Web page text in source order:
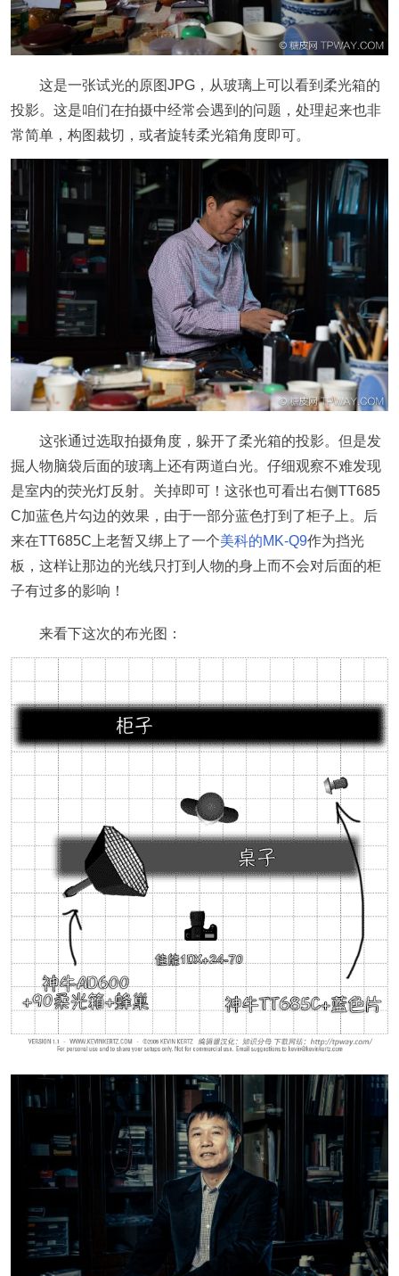
这是一张试光的原图JPG，从玻璃上可以看到柔光箱的
投影。这是咱们在拍摄中经常会遇到的问题，处理起来也非
常简单，构图裁切，或者旋转柔光箱角度即可。
这张通过选取拍摄角度，躲开了柔光箱的投影。但是发
掘人物脑袋后面的玻璃上还有两道白光。仔细观察不难发现
是室内的荧光灯反射。关掉即可！这张也可看出右侧TT685
C加蓝色片勾边的效果，由于一部分蓝色打到了柜子上。后
来在TT685C上老暂又绑上了一个美科的MK-Q9作为挡光
板，这样让那边的光线只打到人物的身上而不会对后面的柜
子有过多的影响！
来看下这次的布光图：